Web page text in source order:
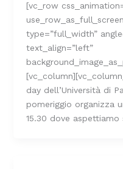
[vc_row
type=”full_width”
text_align=”left”
day dell’Università di
pomeriggio organizza
15.30 dove